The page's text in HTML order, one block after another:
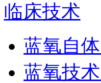
临床技术
蓝氧自
蓝氧技